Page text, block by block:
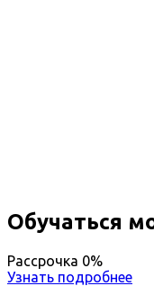
Обучаться
Рассрочка 0%
Узнать подробнее